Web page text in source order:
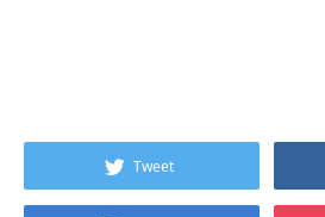
Tweet